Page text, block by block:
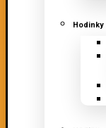
Hodinky